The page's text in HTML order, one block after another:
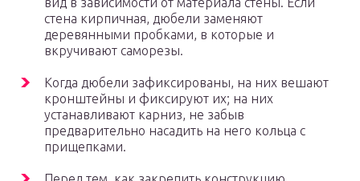
стена кирпичная, дюбели заменяют
деревянными пробками, в которые и
вкручивают саморезы.
Когда дюбели зафиксированы, на них вешают
кронштейны и фиксируют их; на них
устанавливают карниз, не забыв
предварительно насадить на него кольца с
прищепками.